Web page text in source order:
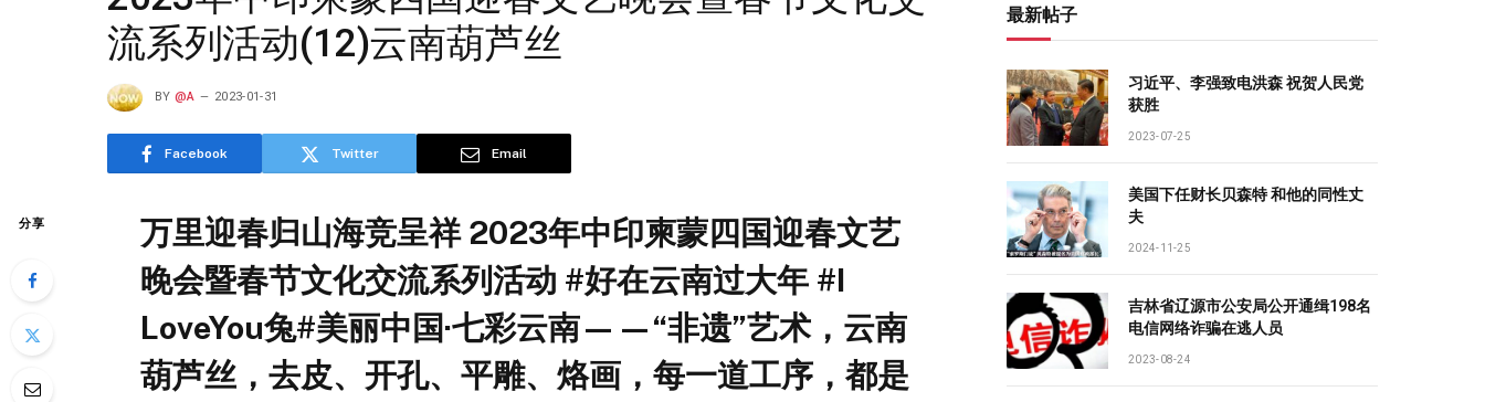
流系列活动(12)云南葫芦丝
BY @A 2023-01-31
Facebook Twitter Email
分享
万里迎春归山海竞呈祥 2023年中印柬蒙四国迎春文艺
晚会暨春节文化交流系列活动 #好在云南过大年 #I
LoveYou兔#美丽中国·七彩云南——“非遗”艺术，云南
葫芦丝，去皮、开孔、平雕、烙画，每一道工序，都是
最新帖子
习近平、李强致电洪森 祝贺人民党
获胜
2023-07-25
美国下任财长贝森特 和他的同性丈
夫
2024-11-25
吉林省辽源市公安局公开通缉198名
电信网络诈骗在逃人员
2023-08-24